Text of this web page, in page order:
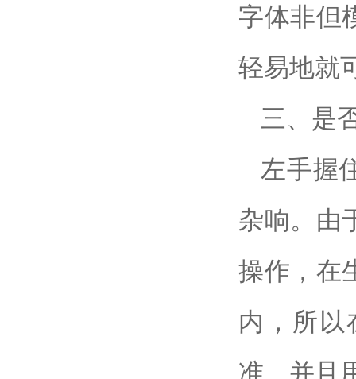
字体非但
轻易地就
三、是
左手握
杂响。由
操作，在
内，所以
准、并且